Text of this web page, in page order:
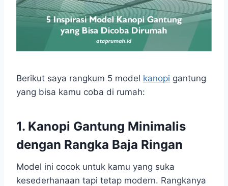
Berikut saya rangkum 5 model kanopi gantung
yang bisa kamu coba di rumah:
1. Kanopi Gantung Minimalis
dengan Rangka Baja Ringan
Model ini cocok untuk kamu yang suka
kesederhanaan tapi tetap modern. Rangkanya